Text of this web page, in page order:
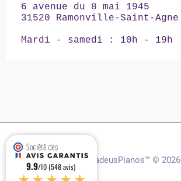
6 avenue du 8 mai 1945
31520 Ramonville-Saint-Agne
Mardi - samedi : 10h - 19h
AmadeusPianos™ © 2026
9.9/10 (548 avis)